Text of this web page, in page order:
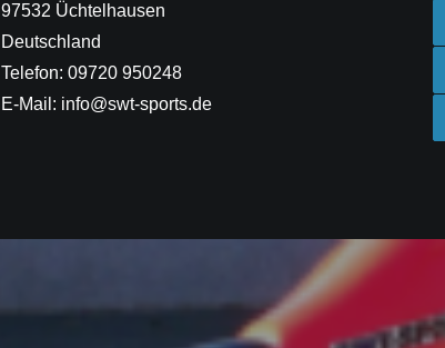
97532 Üchtelhausen
Deutschland
Telefon: 09720 950248
E-Mail: info@swt-sports.de